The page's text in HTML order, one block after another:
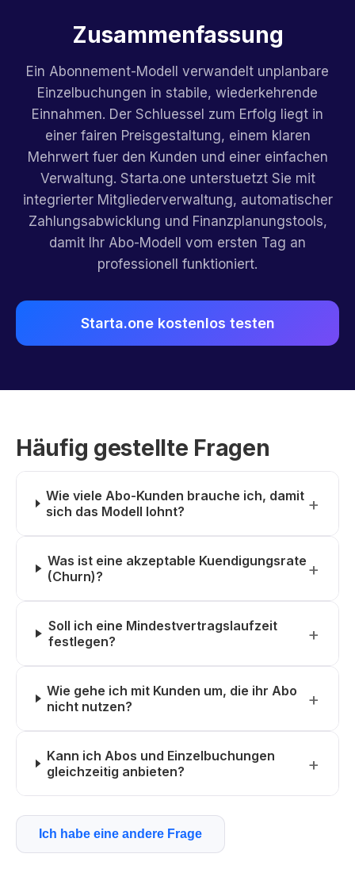
Zusammenfassung
Ein Abonnement-Modell verwandelt unplanbare
Einzelbuchungen in stabile, wiederkehrende
Einnahmen. Der Schluessel zum Erfolg liegt in
einer fairen Preisgestaltung, einem klaren
Mehrwert fuer den Kunden und einer einfachen
Verwaltung. Starta.one unterstuetzt Sie mit
integrierter Mitgliederverwaltung, automatischer
Zahlungsabwicklung und Finanzplanungstools,
damit Ihr Abo-Modell vom ersten Tag an
professionell funktioniert.
Starta.one kostenlos testen
Häufig gestellte Fragen
Wie viele Abo-Kunden brauche ich, damit
sich das Modell lohnt?
Was ist eine akzeptable Kuendigungsrate
(Churn)?
Soll ich eine Mindestvertragslaufzeit
festlegen?
Wie gehe ich mit Kunden um, die ihr Abo
nicht nutzen?
Kann ich Abos und Einzelbuchungen
gleichzeitig anbieten?
Ich habe eine andere Frage